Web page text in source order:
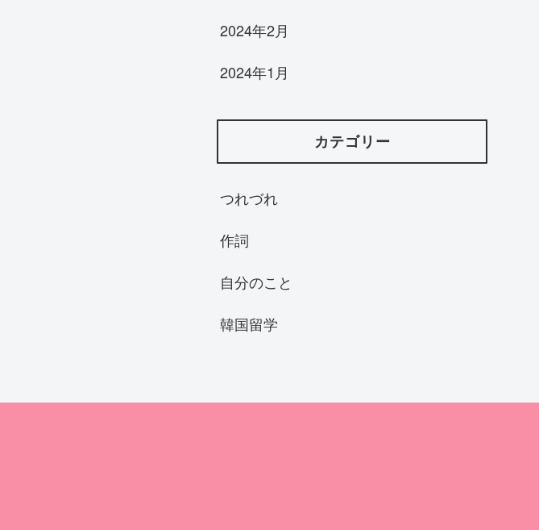
2024年2月
2024年1月
カテゴリー
つれづれ
作詞
自分のこと
韓国留学